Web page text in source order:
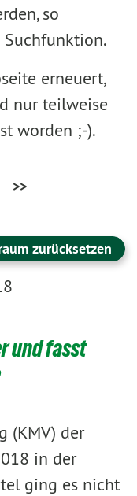
so
erneuert,
nur teilweise
worden ;-).
>>
zurücksetzen
und fasst
(KMV) der
in der
ging es nicht